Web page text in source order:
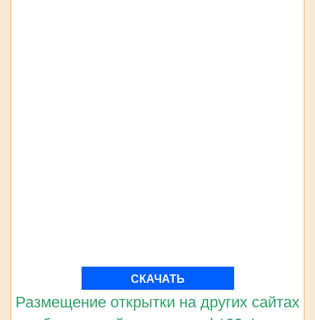
СКАЧАТЬ
Размещение открытки на других сайтах